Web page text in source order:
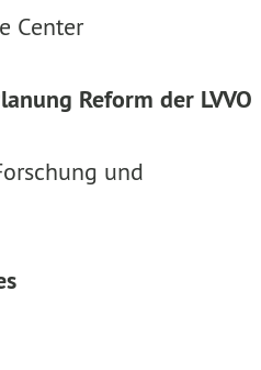
Center
Reform der LVVO
und